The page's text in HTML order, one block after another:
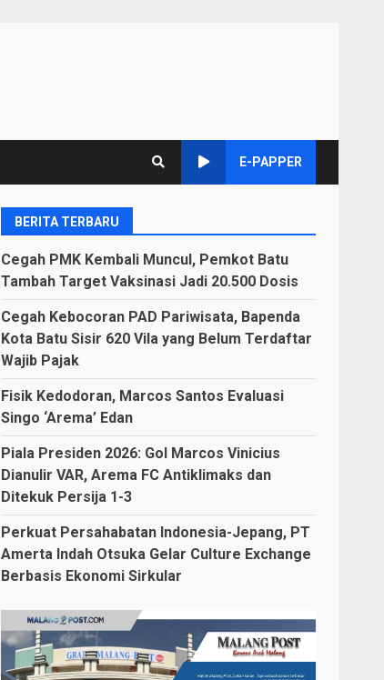
E-PAPPER
BERITA TERBARU
Cegah PMK Kembali Muncul, Pemkot Batu
Tambah Target Vaksinasi Jadi 20.500 Dosis
Cegah Kebocoran PAD Pariwisata, Bapenda
Kota Batu Sisir 620 Vila yang Belum Terdaftar
Wajib Pajak
Fisik Kedodoran, Marcos Santos Evaluasi
Singo ‘Arema’ Edan
Piala Presiden 2026: Gol Marcos Vinicius
Dianulir VAR, Arema FC Antiklimaks dan
Ditekuk Persija 1-3
Perkuat Persahabatan Indonesia-Jepang, PT
Amerta Indah Otsuka Gelar Culture Exchange
Berbasis Ekonomi Sirkular